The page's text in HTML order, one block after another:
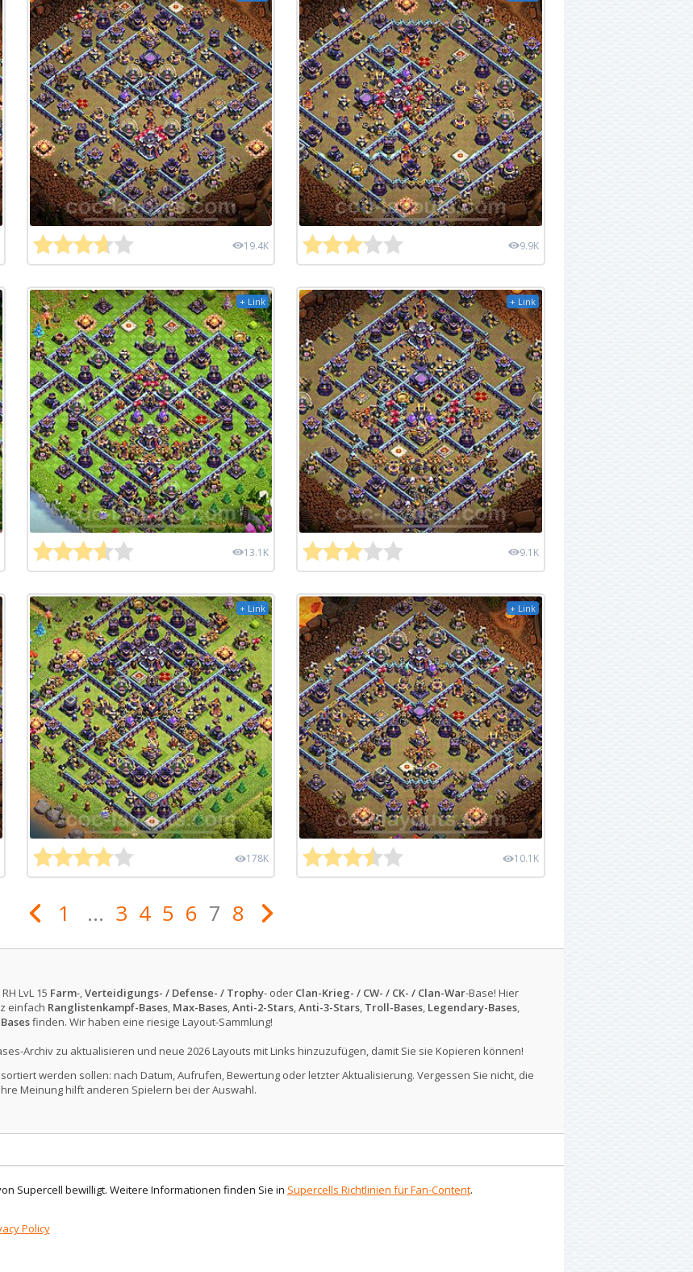
19.4K 9.9K
+ Link
13.1K
+ Link
9.1K
+ Link
178K
+ Link
10.1K
1 ... 3 4 5 6 7 8
LvL 15 Farm-,Verteidigungs- / Defense- / Trophy- oder Clan-Krieg- / CW- / CK- / Clan-War-Base! Hier
einfach Ranglistenkampf-Bases, Max-Bases,Anti-2-Stars,Anti-3-Stars, Troll-Bases, Legendary-Bases,
finden. Wir haben eine riesige Layout-Sammlung!
Archiv zu aktualisieren und neue 2026 Layouts mit Links hinzuzufügen, damit Sie sie Kopieren können!
werden sollen: nach Datum, Aufrufen, Bewertung oder letzter Aktualisierung. Vergessen Sie nicht, die
Meinung hilft anderen Spielern bei der Auswahl.
Supercell bewilligt. Weitere Informationen finden Sie in Supercells Richtlinien für Fan-Content.
Policy